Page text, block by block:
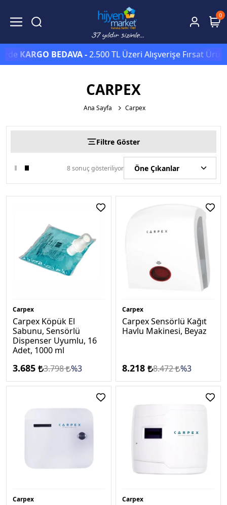
0
KARGO BEDAVA -2.500 TL Üzeri Alışverişe Fırsat
CARPEX
Ana Sayfa Carpex
Filtre Göster
8 sonuç gösteriliyor
Carpex
Carpex Köpük El
Sabunu, Sensörlü
Dispenser Uyumlu, 16
Adet, 1000 ml
3.685 3.798 %3
Carpex
Carpex Sensörlü Kağıt
Havlu Makinesi, Beyaz
8.218 8.472 %3
Carpex Carpex